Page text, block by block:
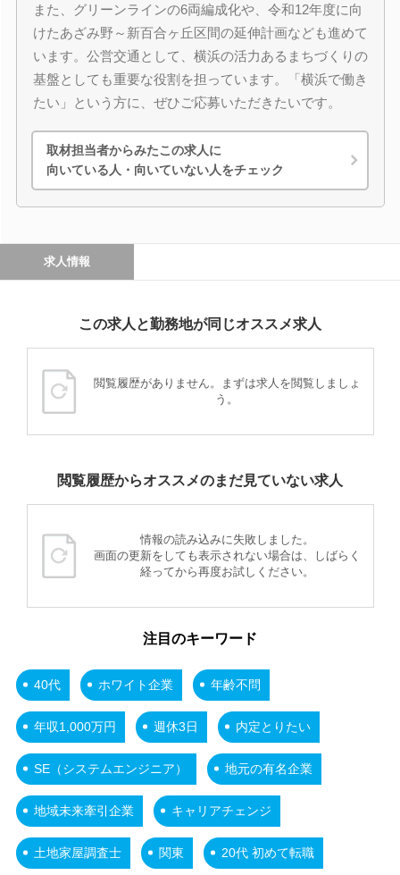
また、グリーンラインの6両編成化や、令和12年度に向
けたあざみ野～新百合ヶ丘区間の延伸計画なども進めて
います。公営交通として、横浜の活力あるまちづくりの
基盤としても重要な役割を担っています。「横浜で働き
たい」という方に、ぜひご応募いただきたいです。
取材担当者からみたこの求人に
向いている人・向いていない人をチェック
求人情報
この求人と勤務地が同じオススメ求人
閲覧履歴がありません。まずは求人を閲覧しましょ
う。
閲覧履歴からオススメのまだ見ていない求人
情報の読み込みに失敗しました。
画面の更新をしても表示されない場合は、しばらく
経ってから再度お試しください。
注目のキーワード
40代 ホワイト企業 年齢不問
年収1,000万円 週休3日 内定とりたい
SE（システムエンジニア） 地元の有名企業
地域未来牽引企業 キャリアチェンジ
土地家屋調査士 関東 20代 初めて転職